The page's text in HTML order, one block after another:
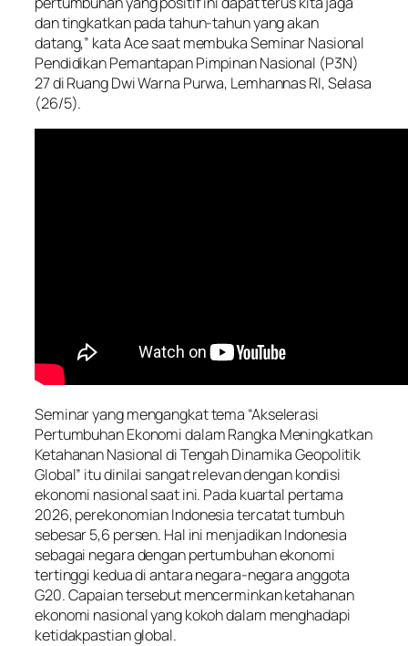
dan tingkatkan pada tahun-tahun yang akan
datang,” kata Ace saat membuka Seminar Nasional
Pendidikan Pemantapan Pimpinan Nasional (P3N)
27 di Ruang Dwi Warna Purwa, Lemhannas RI, Selasa
(26/5).
Seminar yang mengangkat tema “Akselerasi
Pertumbuhan Ekonomi dalam Rangka Meningkatkan
Ketahanan Nasional di Tengah Dinamika Geopolitik
Global” itu dinilai sangat relevan dengan kondisi
ekonomi nasional saat ini. Pada kuartal pertama
2026, perekonomian Indonesia tercatat tumbuh
sebesar 5,6 persen. Hal ini menjadikan Indonesia
sebagai negara dengan pertumbuhan ekonomi
tertinggi kedua di antara negara-negara anggota
G20. Capaian tersebut mencerminkan ketahanan
ekonomi nasional yang kokoh dalam menghadapi
ketidakpastian global.